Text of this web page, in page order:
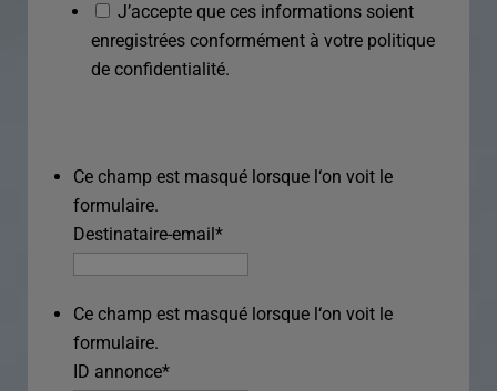
J’accepte que ces informations soient
enregistrées conformément à votre politique
de confidentialité.
Ce champ est masqué lorsque l‘on voit le
formulaire.
Destinataire-email*
Ce champ est masqué lorsque l‘on voit le
formulaire.
ID annonce*